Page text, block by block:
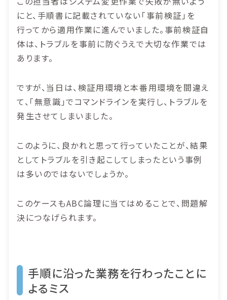
にと、手順書に記載されていない「事前検証」を
行ってから適用作業に進んでいました。事前検証自
体は、トラブルを事前に防ぐうえで大切な作業では
あります。
ですが、当日は、検証用環境と本番用環境を間違え
て、「無意識」でコマンドラインを実行し、トラブルを
発生させてしまいました。
このように、良かれと思って行っていたことが、結果
としてトラブルを引き起こしてしまったという事例
は多いのではないでしょうか。
このケースもABC論理に当てはめることで、問題解
決につなげられます。
手順に沿った業務を行わったことに
よるミス